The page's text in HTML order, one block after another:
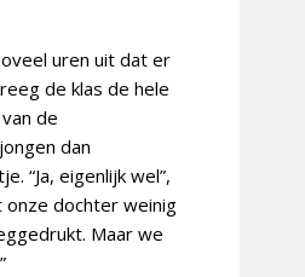
uren uit dat er
de klas de hele
de
dan
“Ja, eigenlijk wel”,
onze dochter weinig
Maar we